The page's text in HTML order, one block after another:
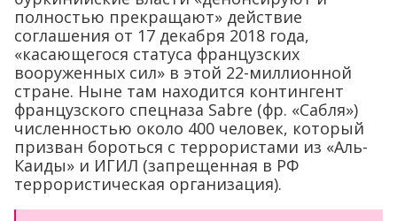
полностью прекращают» действие
соглашения от 17 декабря 2018 года,
«касающегося статуса французских
вооруженных сил» в этой 22-миллионной
стране. Ныне там находится контингент
французского спецназа Sabre (фр. «Сабля»)
численностью около 400 человек, который
призван бороться с террористами из «Аль-
Каиды» и ИГИЛ (запрещенная в РФ
террористическая организация).